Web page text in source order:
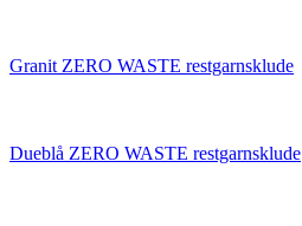
Granit ZERO WASTE restgarnsklude
Dueblå ZERO WASTE restgarnsklude